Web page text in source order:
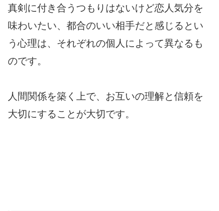
真剣に付き合うつもりはないけど恋人気分を
味わいたい、都合のいい相手だと感じるとい
う心理は、それぞれの個人によって異なるも
のです。
人間関係を築く上で、お互いの理解と信頼を
大切にすることが大切です。